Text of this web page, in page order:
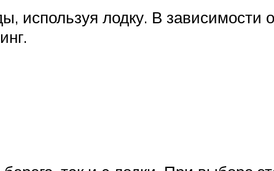
используя лодку. В зависимости